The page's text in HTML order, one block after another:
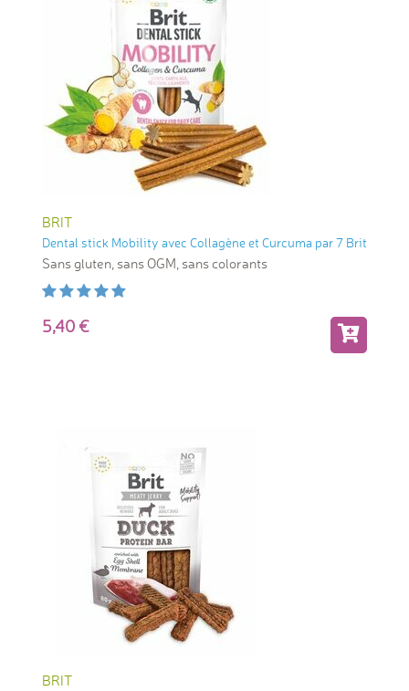
BRIT
Dental stick Mobility avec Collagène et Curcuma par 7 Brit
Sans gluten, sans OGM, sans colorants
5,40
BRIT